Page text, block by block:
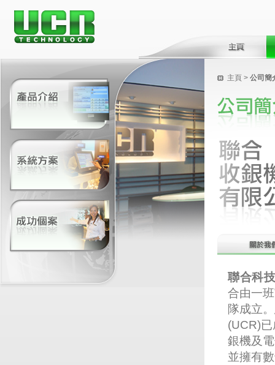
主頁 > 公司簡
聯合科
合由一
隊成立
(UCR)
銀機及
並擁有